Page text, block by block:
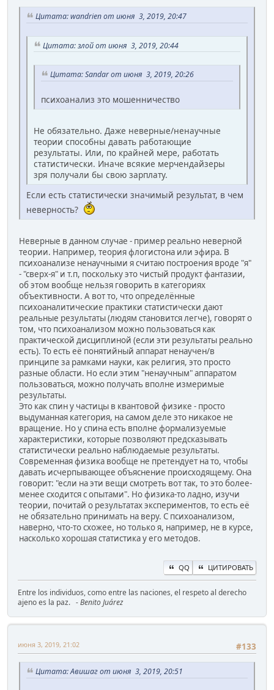
Цитата: wandrien от июня 3, 2019, 20:47
Цитата: злой от июня 3, 2019, 20:44
Цитата: Sandar от июня 3, 2019, 20:26
психоанализ это мошенничество
Не обязательно. Даже неверные/ненаучные
теории способны давать работающие
результаты. Или, по крайней мере, работать
статистически. Иначе всякие мерчендайзеры
зря получали бы свою зарплату.
Если есть статистически значимый результат, в чем
неверность?
Неверные в данном случае - пример реально неверной
теории. Например, теория флогистона или эфира. В
психоанализе ненаучными я считаю построения вроде "я"
- "сверх-я" и т.п, поскольку это чистый продукт фантазии,
об этом вообще нельзя говорить в категориях
объективности. А вот то, что определённые
психоаналитические практики статистически дают
реальные результаты (людям становится легче), говорят о
том, что психоанализом можно пользоваться как
практической дисциплиной (если эти результаты реально
есть). То есть её понятийный аппарат ненаучен/в
принципе за рамками науки, как религия, это просто
разные области. Но если этим "ненаучным" аппаратом
пользоваться, можно получать вполне измеримые
результаты.
Это как спин у частицы в квантовой физике - просто
выдуманная категория, на самом деле это никакое не
вращение. Но у спина есть вполне формализуемые
характеристики, которые позволяют предсказывать
статистически реально наблюдаемые результаты.
Современная физика вообще не претендует на то, чтобы
давать исчерпывающее объяснение происходящему. Она
говорит: "если на эти вещи смотреть вот так, то это более-
менее сходится с опытами". Но физика-то ладно, изучи
теории, почитай о результатах экспериментов, то есть её
не обязательно принимать на веру. С психоанализом,
наверно, что-то схожее, но только я, например, не в курсе,
насколько хорошая статистика у его методов.
QQ ЦИТИРОВАТЬ
Entre los individuos, como entre las naciones, el respeto al derecho
ajeno es la paz. - Benito Juárez
#133
июня 3, 2019, 21:02
Цитата: Авишаг от июня 3, 2019, 20:51